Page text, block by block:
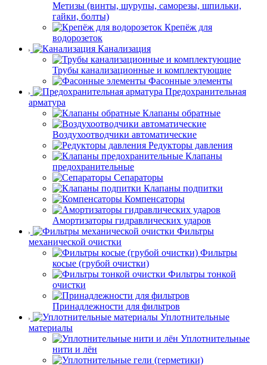
Метизы (винты, шурупы, саморезы, шпильки,
гайки, болты)
Крепёж для
водорозеток
Канализация
Трубы канализационные и комплектующие
Фасонные элементы
Предохранительная
арматура
Клапаны обратные
Воздухоотводчики автоматические
Редукторы давления
Клапаны
предохранительные
Сепараторы
Клапаны подпитки
Компенсаторы
Амортизаторы гидравлических ударов
Фильтры
механической очистки
Фильтры
косые (грубой очистки)
Фильтры тонкой
очистки
Принадлежности для фильтров
Уплотнительные
материалы
Уплотнительные
нити и лён